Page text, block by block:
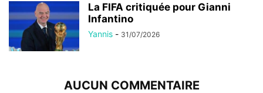
La FIFA critiquée pour Gianni
Infantino
Yannis - 31/07/2026
AUCUN COMMENTAIRE